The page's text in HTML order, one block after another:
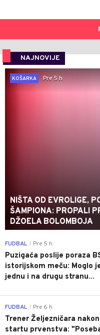
NAJNOVIJE
KOŠARKA
Pre 5 h
NIŠTA OD EVROLIGE,
ŠAMPIONA: PROPALI
DŽOELA BOLOMBOJA
FUDBAL Pre 5 h
Puzigaća poslije poraza
istorijskom meču: Moglo
jednu i na drugu stranu...
FUDBAL Pre 6 h
Trener Željezničara
startu prvenstva: